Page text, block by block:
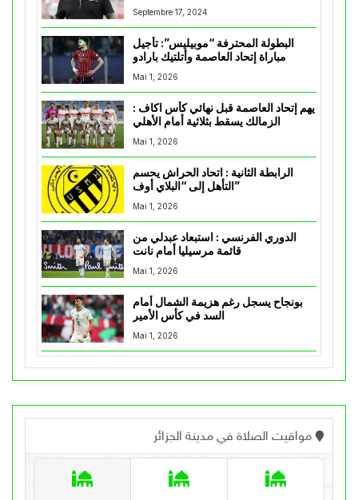
Septembre 17, 2024
البطولة المحترفة “موبيليس”: تأجيل
مباراة إتحاد العاصمة وأتلتيك بارادو
Mai 1, 2026
يهم إتحاد العاصمة قبل نهائي كأس اكاف :
Mai 1, 2026
الرابطة الثانية : اتحاد الحراش يحسم
التأهل إلى “البلاي أوف”
Mai 1, 2026
الدوري الفرنسي : استبعاد عبدلي من
قائمة مرسيليا أمام نانت
Mai 1, 2026
بونجاح يسجل رغم هزيمة الشمال أمام
السد في كأس الأمير
Mai 1, 2026